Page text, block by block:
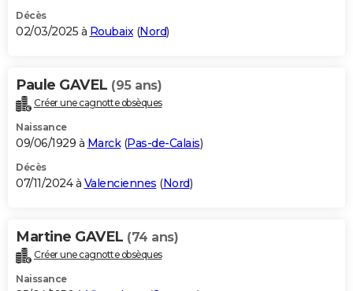
Décès
02/03/2025 à Roubaix(Nord)
Paule GAVEL (95 ans)
Créer une cagnotte obsèques
Naissance
09/06/1929 à Marck(Pas-de-Calais)
Décès
07/11/2024 à Valenciennes (Nord)
Martine GAVEL (74 ans)
Créer une cagnotte obsèques
Naissance